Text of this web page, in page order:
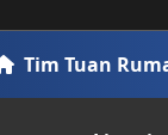
Tim Tuan